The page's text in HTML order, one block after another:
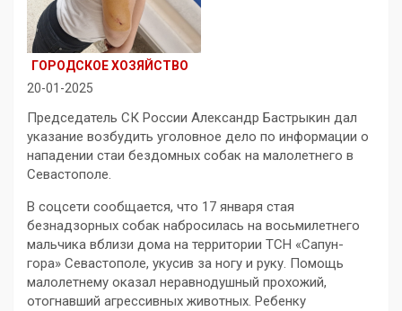
ГОРОДСКОЕ ХОЗЯЙСТВО
20-01-2025
Председатель СК России Александр Бастрыкин дал
указание возбудить уголовное дело по информации о
нападении стаи бездомных собак на малолетнего в
Севастополе.
В соцсети сообщается, что 17 января стая
безнадзорных собак набросилась на восьмилетнего
мальчика вблизи дома на территории ТСН «Сапун-
гора» Севастополе, укусив за ногу и руку. Помощь
малолетнему оказал неравнодушный прохожий,
отогнавший агрессивных животных. Ребенку